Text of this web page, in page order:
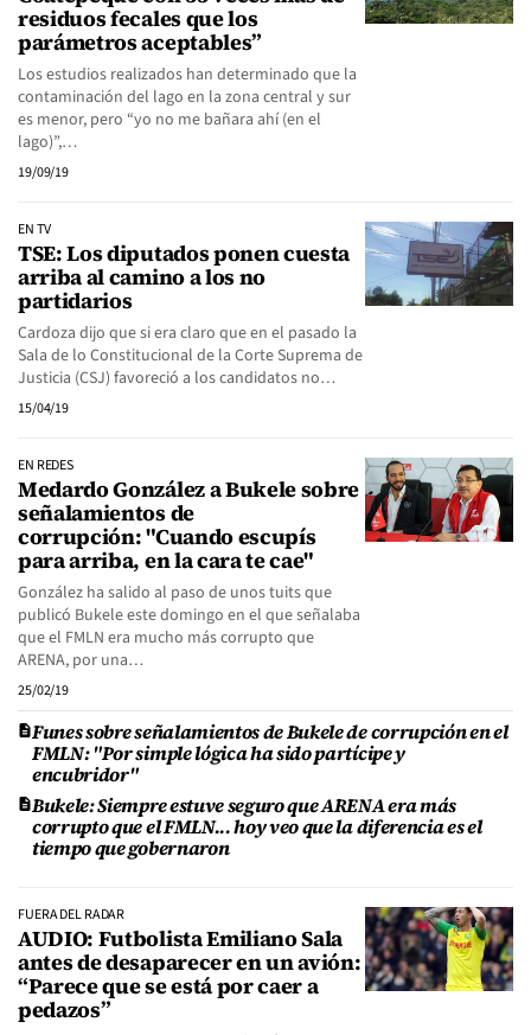
residuos fecales que los
parámetros aceptables”
Los estudios realizados han determinado que la
contaminación del lago en la zona central y sur
es menor, pero “yo no me bañara ahí (en el
lago)”,…
19/09/19
EN TV
TSE: Los diputados ponen cuesta
arriba al camino a los no
partidarios
Cardoza dijo que si era claro que en el pasado la
Sala de lo Constitucional de la Corte Suprema de
Justicia (CSJ) favoreció a los candidatos no…
15/04/19
EN REDES
Medardo González a Bukele sobre
señalamientos de
corrupción: "Cuando escupís
para arriba, en la cara te cae"
González ha salido al paso de unos tuits que
publicó Bukele este domingo en el que señalaba
que el FMLN era mucho más corrupto que
ARENA, por una…
25/02/19
Funes sobre señalamientos de Bukele de corrupción en el
FMLN: "Por simple lógica ha sido partícipe y
encubridor"
Bukele: Siempre estuve seguro que ARENA era más
corrupto que el FMLN... hoy veo que la diferencia es el
tiempo que gobernaron
FUERA DEL RADAR
AUDIO: Futbolista Emiliano Sala
antes de desaparecer en un avión:
“Parece que se está por caer a
pedazos”